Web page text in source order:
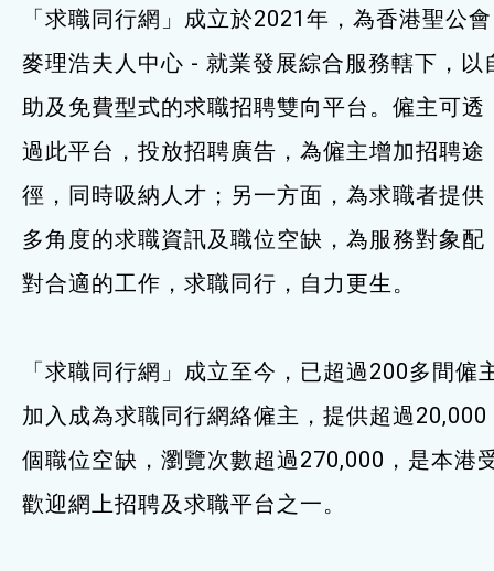
僱主及企業服務
特別服務項目
最新消息
服務單位及聯絡
「求職同行網」成立於2021年，為香港聖公會
麥理浩夫人中心 - 就業發展綜合服務轄下，以
助及免費型式的求職招聘雙向平台。僱主可透
過此平台，投放招聘廣告，為僱主增加招聘途
徑，同時吸納人才；另一方面，為求職者提供
多角度的求職資訊及職位空缺，為服務對象配
對合適的工作，求職同行，自力更生。
「求職同行網」成立至今，已超過200多間僱
加入成為求職同行網絡僱主，提供超過20,000
個職位空缺，瀏覽次數超過270,000，是本港
歡迎網上招聘及求職平台之一。